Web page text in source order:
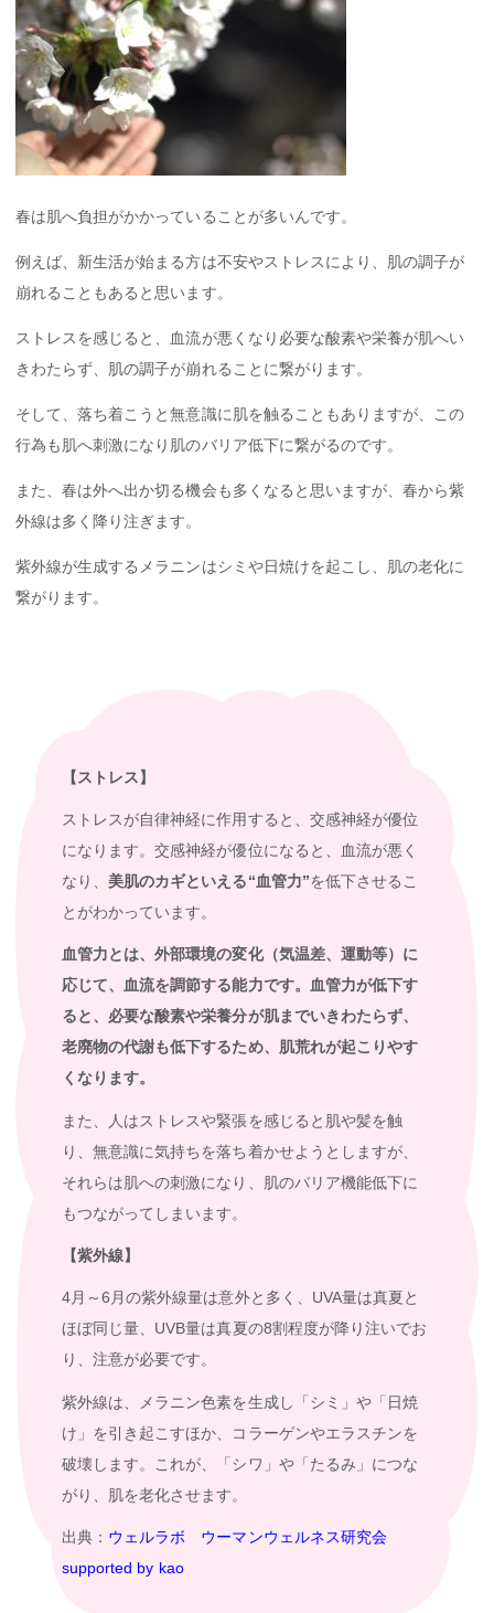
春は肌へ負担がかかっていることが多いんです。
例えば、新生活が始まる方は不安やストレスにより、肌の調子が
崩れることもあると思います。
ストレスを感じると、血流が悪くなり必要な酸素や栄養が肌へい
きわたらず、肌の調子が崩れることに繋がります。
そして、落ち着こうと無意識に肌を触ることもありますが、この
行為も肌へ刺激になり肌のバリア低下に繋がるのです。
また、春は外へ出か切る機会も多くなると思いますが、春から紫
外線は多く降り注ぎます。
紫外線が生成するメラニンはシミや日焼けを起こし、肌の老化に
繋がります。
【ストレス】
ストレスが自律神経に作用すると、交感神経が優位
になります。交感神経が優位になると、血流が悪く
なり、美肌のカギといえる“血管力”を低下させるこ
とがわかっています。
血管力とは、外部環境の変化（気温差、運動等）に
応じて、血流を調節する能力です。血管力が低下す
ると、必要な酸素や栄養分が肌までいきわたらず、
老廃物の代謝も低下するため、肌荒れが起こりやす
くなります。
また、人はストレスや緊張を感じると肌や髪を触
り、無意識に気持ちを落ち着かせようとしますが、
それらは肌への刺激になり、肌のバリア機能低下に
もつながってしまいます。
【紫外線】
4月～6月の紫外線量は意外と多く、UVA量は真夏と
ほぼ同じ量、UVB量は真夏の8割程度が降り注いでお
り、注意が必要です。
紫外線は、メラニン色素を生成し「シミ」や「日焼
け」を引き起こすほか、コラーゲンやエラスチンを
破壊します。これが、「シワ」や「たるみ」につな
がり、肌を老化させます。
出典： ウェルラボ ウーマンウェルネス研究会
supported by kao